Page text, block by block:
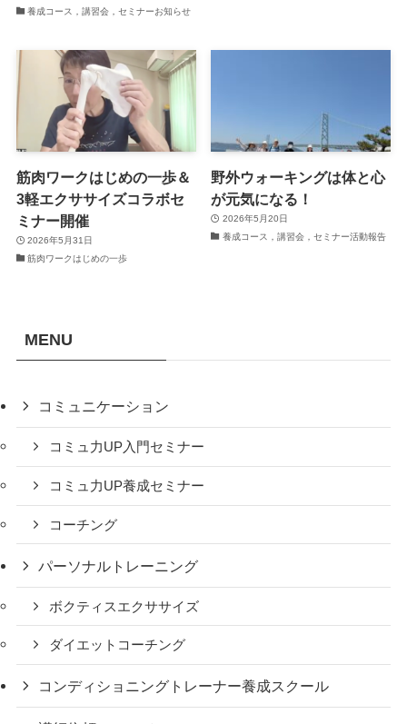
養成コース，講習会，セミナーお知らせ
筋肉ワークはじめの一歩＆
3軽エクササイズコラボセ
ミナー開催
2026年5月31日
筋肉ワークはじめの一歩
野外ウォーキングは体と心
が元気になる！
2026年5月20日
養成コース，講習会，セミナー活動報告
MENU
コミュニケーション
コミュ力UP入門セミナー
コミュ力UP養成セミナー
コーチング
パーソナルトレーニング
ボクティスエクササイズ
ダイエットコーチング
コンディショニングトレーナー養成スクール